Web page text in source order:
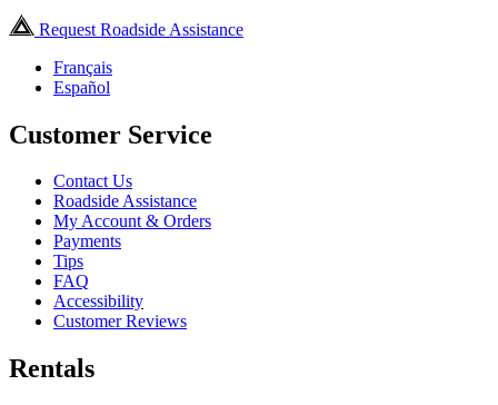
Request Roadside Assistance
Français
Español
Customer Service
Contact Us
Roadside Assistance
My Account & Orders
Payments
Tips
FAQ
Accessibility
Customer Reviews
Rentals